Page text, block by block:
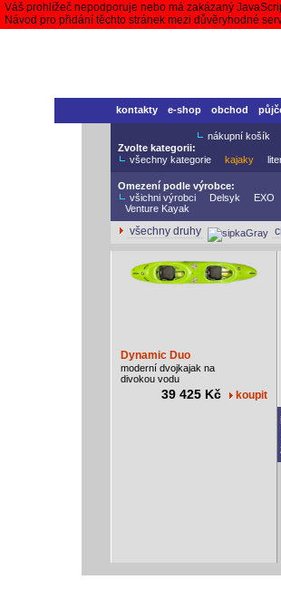
Váš prohlížeč nepodporuje nebo má zakázaný
Návod pro přidání těchto stránek mezi důvěryhodné
kontakty e-shop obchod
nákupní košík
Zvolte kategorii:
všechny kategorie
kajaky
Omezení podle výrobce:
všichni výrobci
Delsyk EXO
Venture Kayak
všechny druhy
Dynamic Duo
moderní dvojkajak na
divokou vodu
39 425 Kč
koupit